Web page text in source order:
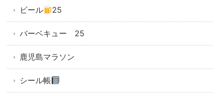
ビール 25
バーベキュー 25
鹿児島マラソン
シール帳